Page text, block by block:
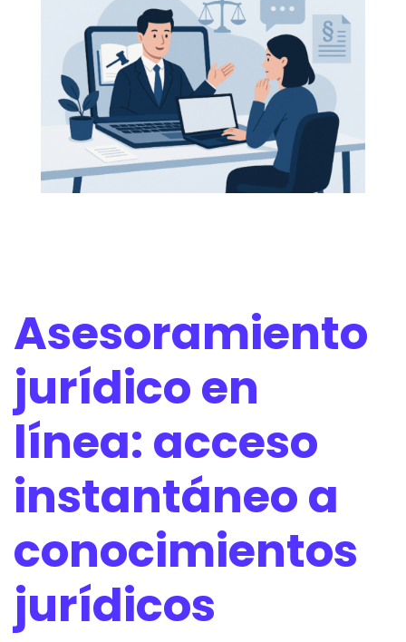
Asesoramiento
jurídico en
línea: acceso
instantáneo a
conocimientos
jurídicos